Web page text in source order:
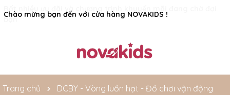
Rất nhiều ưu đãi và chương trình khuyến mãi đang chờ đợi
bạn
Trang chủ
DCBY - Vòng luồn hạt - Đồ chơi vận động